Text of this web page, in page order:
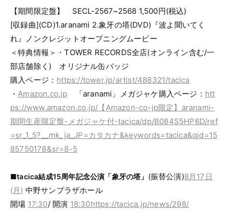
【期間限定盤】 SECL-2567~2568 1,500円(税込)
[収録曲](CD)1.aranami 2.象牙の塔(DVD)『波よ聞いてく
れ』ノンクレジットオープニングムービー
＜特典情報＞・TOWER RECORDS全店(オンライン含む/一
部店舗除く) オリジナル缶バッジ
購入ページ： https://tower.jp/artist/488321/tacica
・Amazon.co.jp 「aranami」メガジャケ購入ページ： htt
ps://www.amazon.co.jp/【Amazon-co-jp限定】aranami-
期間生産限定盤-メガジャケ付-tacica/dp/B084S5HP6D/ref
=sr_1_5?__mk_ja_JP=カタカナ&keywords=tacica&qid=15
85750178&sr=8-5
■tacica結成15周年記念公演「象牙の塔」 (振替公演)8月17日
(月) 中野サンプラザホール
開場 17:30/ 開演 18:30https://tacica.jp/news/298/